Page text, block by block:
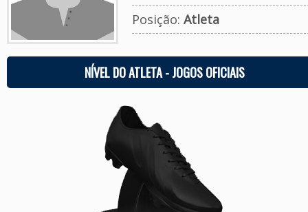
Posição: Atleta
NÍVEL DO ATLETA - JOGOS OFICIAIS